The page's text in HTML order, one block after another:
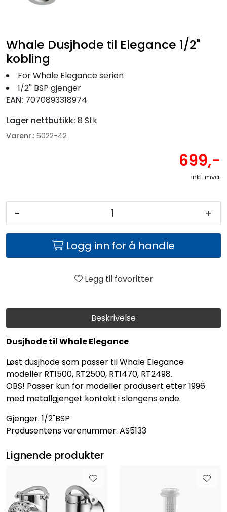
Beskrivelse
Dusjhode til Whale Elegance
Løst dusjhode som passer til Whale Elegance
modeller RT1500, RT2500, RT1470, RT2498.
OBS! Passer kun for modeller produsert etter 1996
med metallgjenget kontakt i slangens ende.
Gjenger: 1/2"BSP
Produsentens varenummer: AS5133
Whale Dusjhode til Elegance 1/2"
kobling
For Whale Elegance serien
1/2'' BSP gjenger
EAN: 7070893318974
Lager nettbutikk: 8 Stk
Varenr.: 6022-42
699,-
inkl. mva.
- +
Logg inn for å handle
Legg til favoritter
Lignende produkter
Nyheter